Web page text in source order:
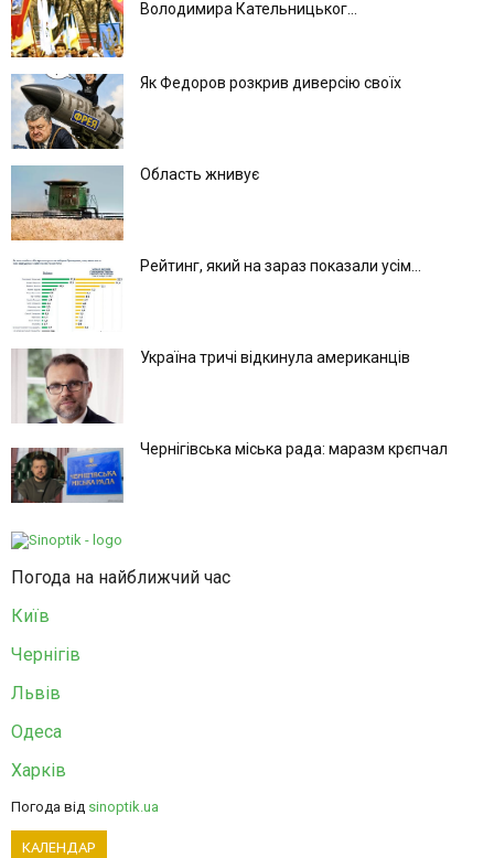
Володимира Кательницьког...
Як Федоров розкрив диверсію своїх
Область жнивує
Рейтинг, який на зараз показали усім...
Україна тричі відкинула американців
Чернігівська міська рада: маразм крєпчал
Погода на найближчий час
Київ
Чернігів
Львів
Одеса
Харків
Погода від sinoptik.ua
КАЛЕНДАР